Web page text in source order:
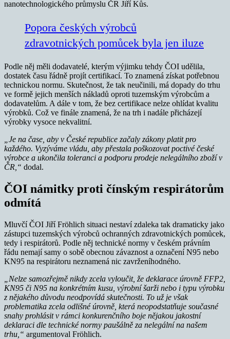
nanotechnologického průmyslu ČR Jiří Kůs.
Popora českých výrobců
zdravotnických pomůcek byla jen iluze
Podle něj měli dodavatelé, kterým výjimku tehdy ČOI udělila,
dostatek času řádně projít certifikací. To znamená získat potřebnou
technickou normu. Skutečnost, že tak neučinili, má dopady do trhu
ve formě jejich menších nákladů oproti tuzemským výrobcům a
dodavatelům. A dále v tom, že bez certifikace nelze ohlídat kvalitu
výrobků. Což ve finále znamená, že na trh i nadále přicházejí
výrobky vysoce nekvalitní.
„Je na čase, aby v České republice začaly zákony platit pro
každého. Vyzýváme vládu, aby přestala poškozovat poctivé české
výrobce a ukončila toleranci a podporu prodeje nelegálního zboží v
ČR,“ dodal.
ČOI námitky proti čínským respirátorům
odmítá
Mluvčí ČOI Jiří Fröhlich situaci nestaví zdaleka tak dramaticky jako
zástupci tuzemských výrobců ochranných zdravotnických pomůcek,
tedy i respirátorů. Podle něj technické normy v českém právním
řádu nemají samy o sobě obecnou závaznost a označení N95 nebo
KN95 na respirátoru neznamená nic zavrženíhodného.
„Nelze samozřejmě nikdy zcela vyloučit, že deklarace úrovně FFP2,
KN95 či N95 na konkrétním kusu, výrobní šarži nebo i typu výrobku
z nějakého důvodu neodpovídá skutečnosti. To už je však
problematika zcela odlišné úrovně, která neopodstatňuje současné
snahy prohlásit v rámci konkurenčního boje nějakou jakostní
deklaraci dle technické normy paušálně za nelegální na našem
trhu,“ argumentoval Fröhlich.